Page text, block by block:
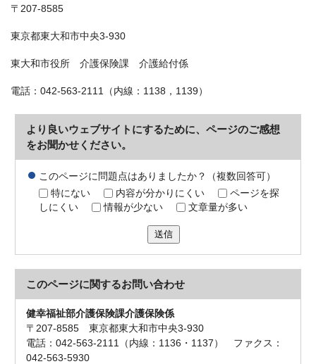
〒207-8585
東京都東大和市中央3-930
東大和市役所 介護保険課 介護給付係
電話：042-563-2111（内線：1138，1139）
より良いウェブサイトにするために、ページのご感想
をお聞かせください。
このページに問題点はありましたか？（複数回答可）
特にない
内容が分かりにくい
ページを探
しにくい
情報が少ない 文章量が多い
送信
このページに関するお問い合わせ
健幸福祉部介護保険課介護保険係
〒207-8585 東京都東大和市中央3-930
電話：042-563-2111（内線：1136・1137） ファクス：
042-563-5930